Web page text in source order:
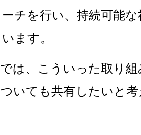
チを行い、持続可能
ます。
は、こういった取り
いても共有したいと